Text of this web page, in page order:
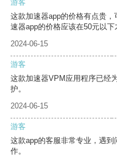
游客
这款加速器app的价格有点贵
速器app的价格应该在50元以下
2024-06-15
游客
这款加速器VPM应用程序已经
护。
2024-06-15
游客
这款app的客服非常专业，遇
作。